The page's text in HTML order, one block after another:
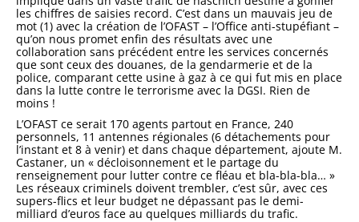
les chiffres de saisies record. C’est dans un mauvais jeu de
mot (1) avec la création de l’OFAST – l’Office anti-stupéfiant –
qu’on nous promet enfin des résultats avec une
collaboration sans précédent entre les services concernés
que sont ceux des douanes, de la gendarmerie et de la
police, comparant cette usine à gaz à ce qui fut mis en place
dans la lutte contre le terrorisme avec la DGSI. Rien de
moins !
L’OFAST ce serait 170 agents partout en France, 240
personnels, 11 antennes régionales (6 détachements pour
l’instant et 8 à venir) et dans chaque département, ajoute M.
Castaner, un « décloisonnement et le partage du
renseignement pour lutter contre ce fléau et bla-bla-bla… »
Les réseaux criminels doivent trembler, c’est sûr, avec ces
supers-flics et leur budget ne dépassant pas le demi-
milliard d’euros face au quelques milliards du trafic.